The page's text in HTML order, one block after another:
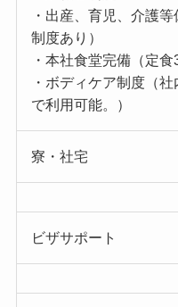
・出産、育児、介護
制度あり）
・本社食堂完備（定
・ボディケア制度（
で利用可能。）
寮・社宅
ビザサポート